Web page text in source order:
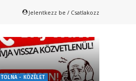
Jelentkezz be / Csatlakozz
TOLNA - KÖZÉLET